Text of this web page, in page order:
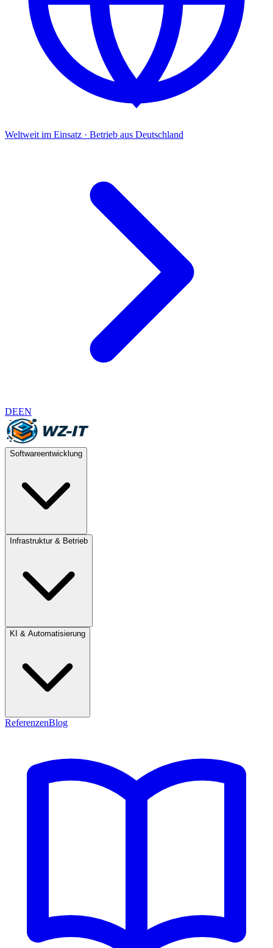
Weltweit im Einsatz · Betrieb aus Deutschland
DEEN
Softwareentwicklung
Infrastruktur & Betrieb
KI & Automatisierung
ReferenzenBlog